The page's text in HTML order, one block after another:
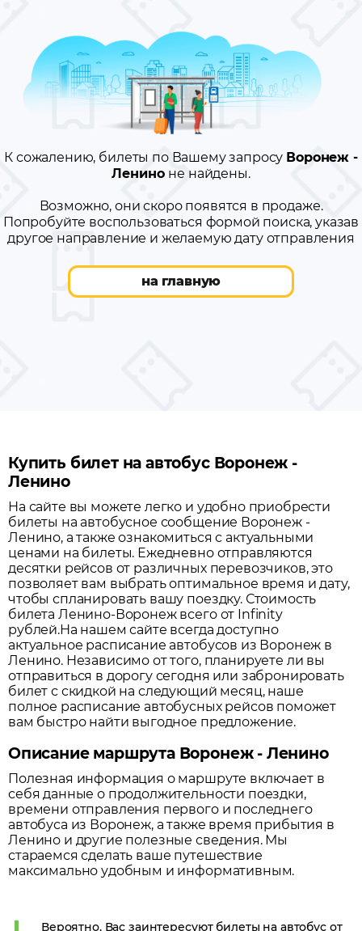
К сожалению, билеты по Вашему запросу Воронеж -
Ленино не найдены.
Возможно, они скоро появятся в продаже.
Попробуйте воспользоваться формой поиска, указав
другое направление и желаемую дату отправления
на главную
Купить билет на автобус Воронеж -
Ленино
На сайте вы можете легко и удобно приобрести
билеты на автобусное сообщение Воронеж-
Ленино, а также ознакомиться с актуальными
ценами на билеты. Ежедневно отправляются
десятки рейсов от различных перевозчиков, это
позволяет вам выбрать оптимальное время и дату,
чтобы спланировать вашу поездку. Стоимость
билета Ленино-Воронеж всего от Infinity
рублей.На нашем сайте всегда доступно
актуальное расписание автобусов из Воронеж в
Ленино. Независимо от того, планируете ли вы
отправиться в дорогу сегодня или забронировать
билет с скидкой на следующий месяц, наше
полное расписание автобусных рейсов поможет
вам быстро найти выгодное предложение.
Описание маршрута Воронеж - Ленино
Полезная информация о маршруте включает в
себя данные о продолжительности поездки,
времени отправления первого и последнего
автобуса из Воронеж, а также время прибытия в
Ленино и другие полезные сведения. Мы
стараемся сделать ваше путешествие
максимально удобным и информативным.
Вероятно, Вас заинтересуют билеты на автобус от